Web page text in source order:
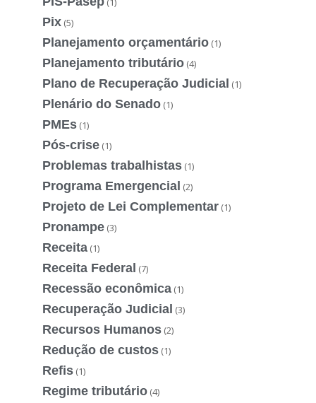
Pix (5)
Planejamento orçamentário (1)
Planejamento tributário (4)
Plano de Recuperação Judicial (1)
Plenário do Senado (1)
PMEs (1)
Pós-crise (1)
Problemas trabalhistas (1)
Programa Emergencial (2)
Projeto de Lei Complementar (1)
Pronampe (3)
Receita (1)
Receita Federal (7)
Recessão econômica (1)
Recuperação Judicial (3)
Recursos Humanos (2)
Redução de custos (1)
Refis (1)
Regime tributário (4)